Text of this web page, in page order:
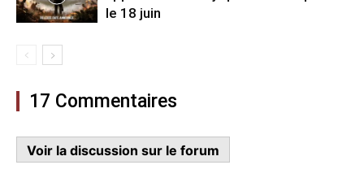
le 18 juin
17 Commentaires
Voir la discussion sur le forum